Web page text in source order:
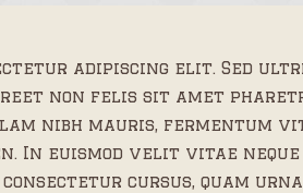
adipiscing elit. Sed
non felis sit amet
nibh mauris, fermentum
In euismod velit vitae
cursus, quam urna